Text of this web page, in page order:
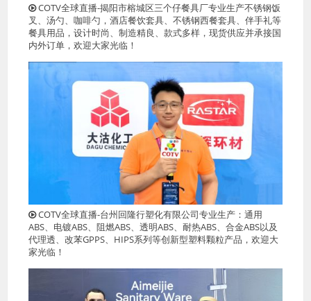
COTV全球直播-揭阳市榕城区三个仔餐具厂专业生产不锈钢饭
叉、汤勺、咖啡勺，酒店餐饮套具、不锈钢西餐套具、伴手礼等
餐具用品，设计时尚、制造精良、款式多样，现货供应并承接国
内外订单，欢迎大家光临！
COTV全球直播-台州回隆行塑化有限公司专业生产：通用
ABS、电镀ABS、阻燃ABS、透明ABS、耐热ABS、合金ABS以及
代理透、改苯GPPS、HIPS系列等创新型塑料颗粒产品，欢迎大
家光临！